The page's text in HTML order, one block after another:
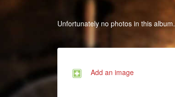
Unfortunately no photos in this album.
Add an image